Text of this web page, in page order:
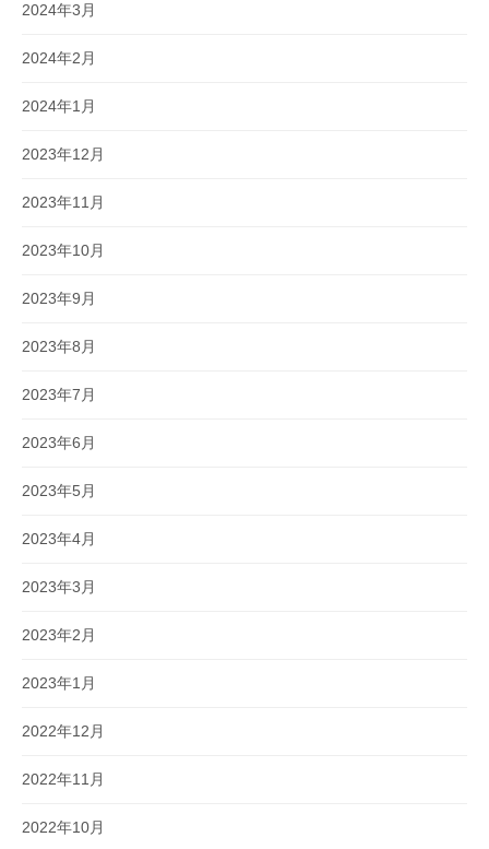
2024年3月
2024年2月
2024年1月
2023年12月
2023年11月
2023年10月
2023年9月
2023年8月
2023年7月
2023年6月
2023年5月
2023年4月
2023年3月
2023年2月
2023年1月
2022年12月
2022年11月
2022年10月